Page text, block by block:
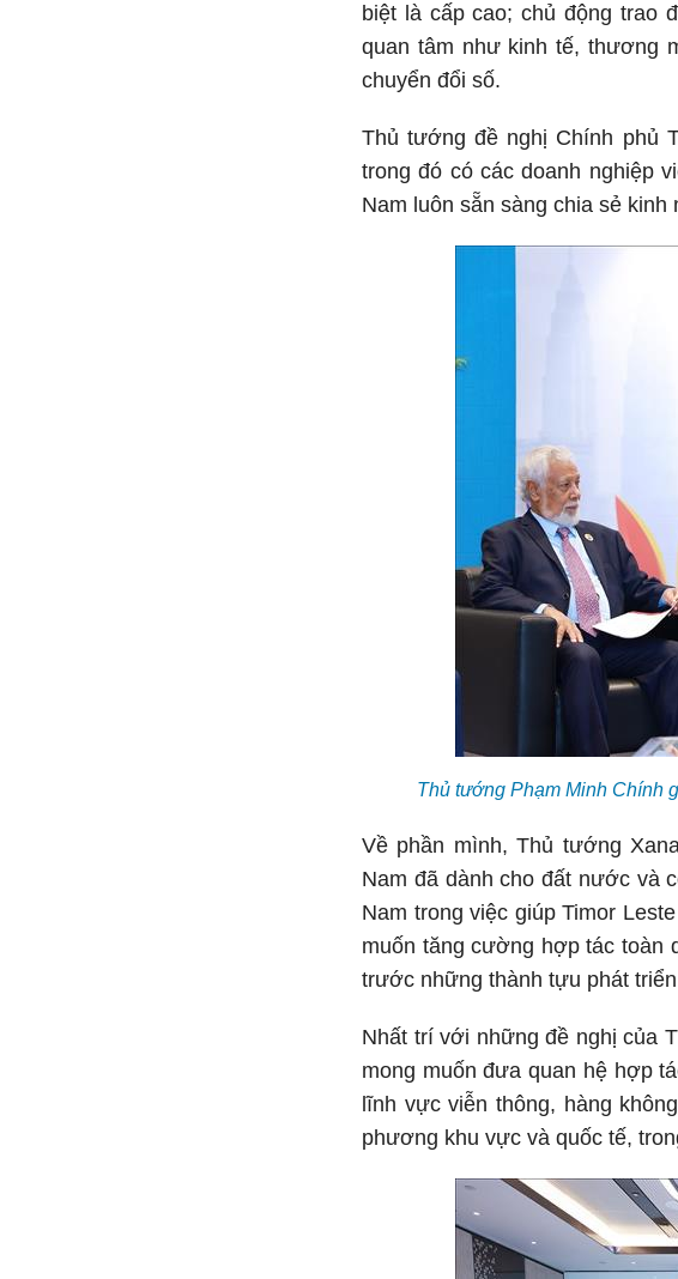
biệt là cấp cao; chủ động trao
quan tâm như kinh tế, thương
chuyển đổi số.
Thủ tướng đề nghị Chính phủ
trong đó có các doanh nghiệp
Nam luôn sẵn sàng chia sẻ
Thủ tướng Phạm Minh Chính
Về phần mình, Thủ tướng
Nam đã dành cho đất nước và
Nam trong việc giúp Timor
muốn tăng cường hợp tác toàn
trước những thành tựu phát
Nhất trí với những đề nghị của
mong muốn đưa quan hệ hợp
lĩnh vực viễn thông, hàng
phương khu vực và quốc tế,